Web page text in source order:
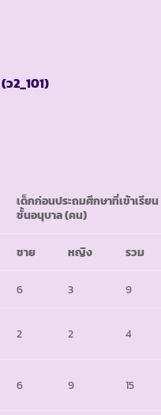
(ว2_101)
เด็กก่อนประถมศึกษาที่เข้าเรียน
ชั้นอนุบาล(คน)
ชาย หญิง รวม
6 3 9
2 2 4
6 9 15